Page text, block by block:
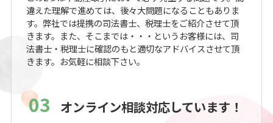
違えた理解で進めては、後々大問題になることもありま
す。弊社では提携の司法書士、税理士をご紹介させて頂
きます。また、そこまでは・・・というお客様には、司
法書士・税理士に確認のもと適切なアドバイスさせて頂
きます。お気軽に相談下さい。
03 オンライン相談対応しています！